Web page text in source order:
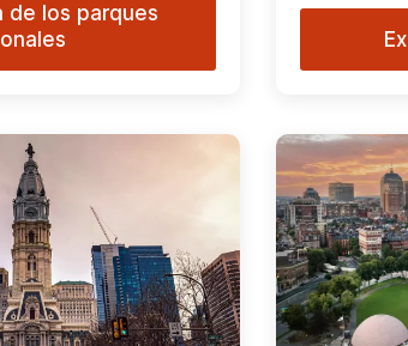
de los parques